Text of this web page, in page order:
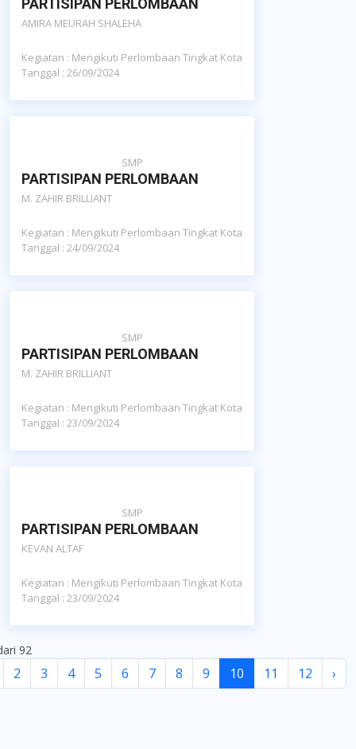
PARTISIPAN PERLOMBAAN
AMIRA MEURAH SHALEHA
Kegiatan : Mengikuti Perlombaan Tingkat Kota
Tanggal : 26/09/2024
SMP
PARTISIPAN PERLOMBAAN
M. ZAHIR BRILLIANT
Kegiatan : Mengikuti Perlombaan Tingkat Kota
Tanggal : 24/09/2024
SMP
PARTISIPAN PERLOMBAAN
M. ZAHIR BRILLIANT
Kegiatan : Mengikuti Perlombaan Tingkat Kota
Tanggal : 23/09/2024
SMP
PARTISIPAN PERLOMBAAN
KEVAN ALTAF
Kegiatan : Mengikuti Perlombaan Tingkat Kota
Tanggal : 23/09/2024
92
2 3 4 5 6 7 8 9 10 11 12 ›